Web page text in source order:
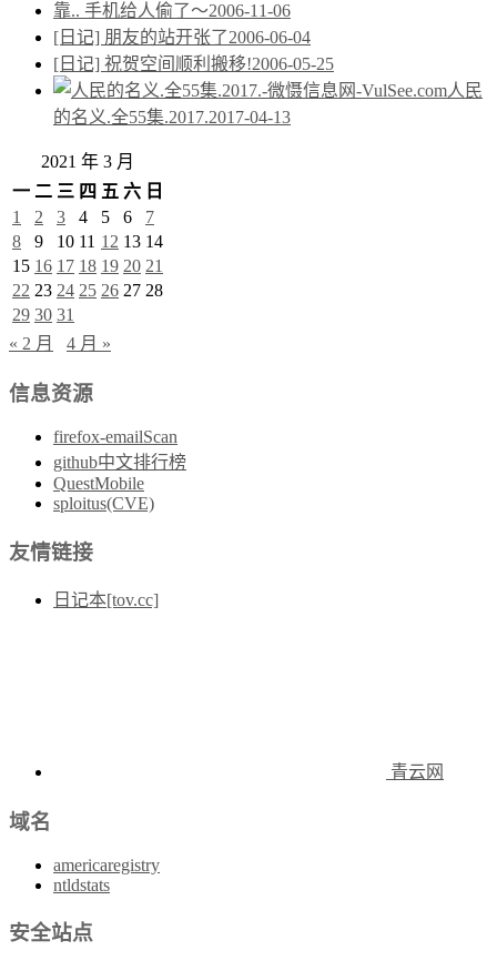
靠.. 手机给人偷了～2006-11-06
[日记] 朋友的站开张了2006-06-04
[日记] 祝贺空间顺利搬移!2006-05-25
人民
的名义.全55集.2017.2017-04-13
2021 年 3 月
一 二 三 四 五 六 日
1
2 3 4 5 6
7
8
9 10 11 12 13 14
15 16 17 18 19 20 21
22 23 24 25 26 27 28
29 30 31
« 2 月
4 月 »
信息资源
firefox-emailScan
github中文排行榜
QuestMobile
sploitus(CVE)
友情链接
日记本[tov.cc]
青云网
域名
americaregistry
ntldstats
安全站点